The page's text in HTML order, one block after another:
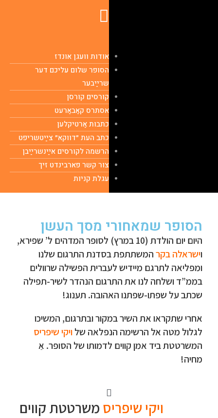
אודות וועגן אונדז
הסופר שלום עליכם דער
שרײַבער
קורסים קורסן
אסתרס קאַבאַרעט
כתבות אַרטיקלען
כתב העת ״דווקא״ צײַטשריפט
הרשמה לקורסים אײַנשרײַבן
צור קשר פארבינדט זיך
עגלת קניות
הסופר שמאחורי מסך העשן
היום יום הולדת (10 במרץ) לסופר המדהים ל’ שפירא,
וישראלה בקרהמשתתפת בסדנת התרגום שלנו
ומפליאה לתרגם מיידיש לעברית הפשילה שרוולים
בממ”ד ושלחה לנו את התרגום הנהדר לשיר-תפילה
שכתב על שפתו-שפתנו האהובה. תענוג!
אחרי שתקראו את השיר במקור ובתרגום, המשיכו
לגלול מטה אל הרשימה הנפלאה שלויקי שיפריס
המשרטטת ביד אמן קווים לדמותו של הסופר. אַ
מחיה!
ויקי שיפריס משרטטת קווים